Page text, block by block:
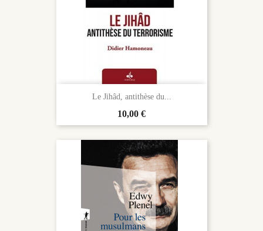
Le Jihâd, antithèse du...
Prix
10,00 €